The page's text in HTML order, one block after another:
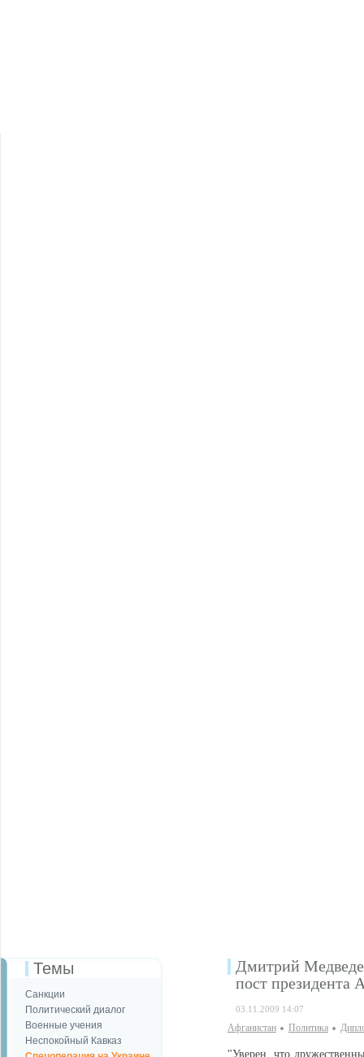
Темы
Санкции
Политический диалог
Военные учения
Неспокойный Кавказ
Дмитрий
пост президента
03.11.2009 14:07
Афганистан Политика
"Уверен, что